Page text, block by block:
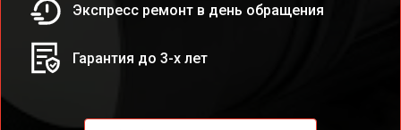
Экспресс ремонт в день обращения
Гарантия до 3-х лет